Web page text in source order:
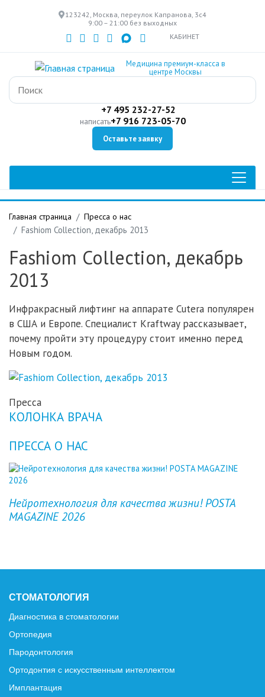
к
основному
содержанию
123242, Москва, переулок Капранова, 3с4
9:00 – 21:00 без выходных
КАБИНЕТ
Медицина премиум-класса в
центре Москвы
+7 495 232-27-52
написать+7 916 723-05-70
Оставьте заявку
Главная страница Пресса о нас
Fashiom Collection, декабрь 2013
Fashiom Collection, декабрь
2013
Инфракрасный лифтинг на аппарате Cutera популярен
в США и Европе. Специалист Kraftway рассказывает,
почему пройти эту процедуру стоит именно перед
Новым годом.
Пресса
КОЛОНКА ВРАЧА
ПРЕССА О НАС
Нейротехнология для качества жизни! POSTA
MAGAZINE 2026
Previous
СТОМАТОЛОГИЯ
Диагностика в стоматологии
Ортопедия
Пародонтология
Ортодонтия с искусственным интеллектом
Имплантация